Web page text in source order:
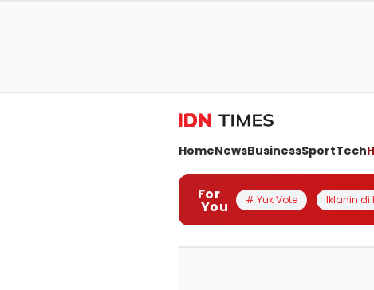
HomeNewsBusinessSportTech
For
You # Yuk Vote Iklanin di